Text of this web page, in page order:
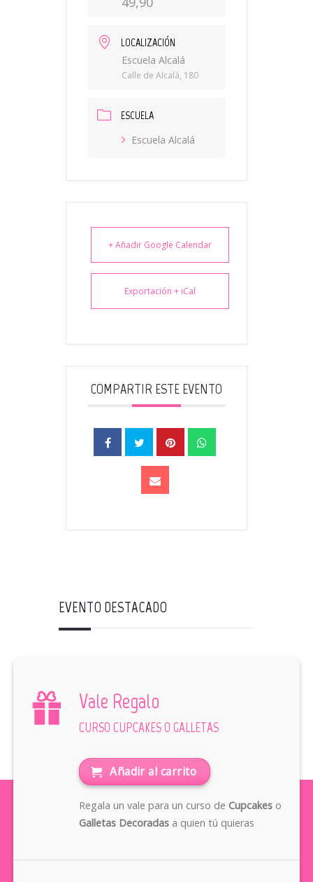
LOCALIZACIÓN
Escuela Alcalá
Calle de Alcalá, 180
ESCUELA
Escuela Alcalá
+ Añadir Google Calendar
Exportación + iCal
COMPARTIR ESTE EVENTO
EVENTO DESTACADO
Vale Regalo
CURSO CUPCAKES O GALLETAS
Añadir al carrito
Regala un vale para un curso de Cupcakeso
Galletas Decoradasa quien tú quieras